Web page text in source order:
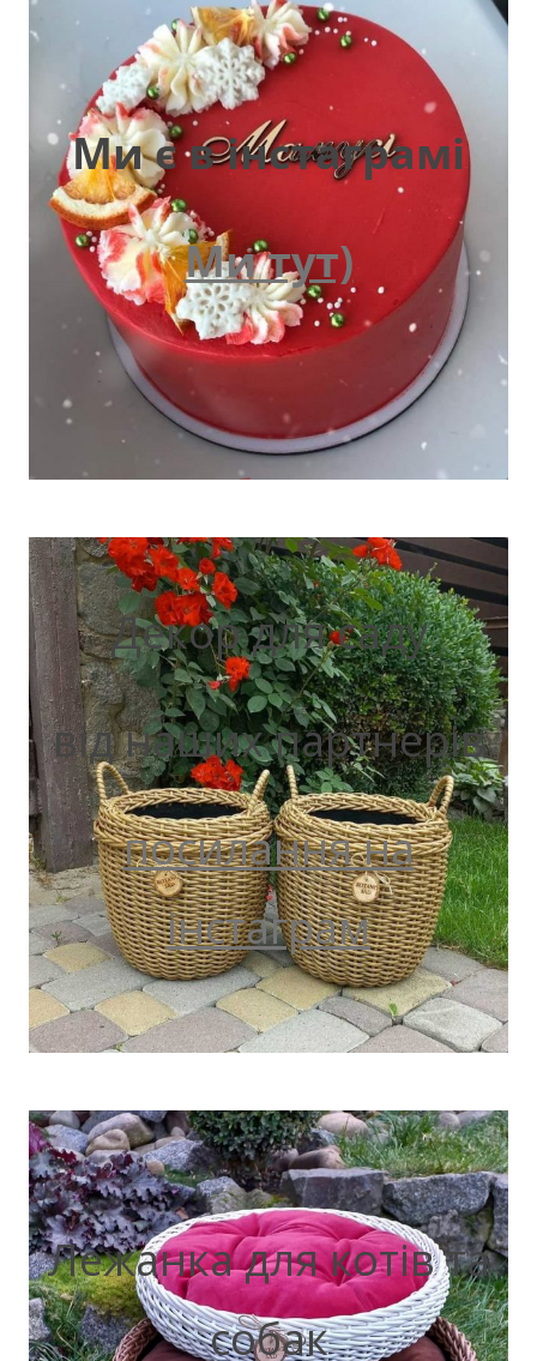
Ми є в інстаграмі
Ми тут)
Декор для саду
від наших партнерів
посилання на
інстаграм
Лежанка для котів та
собак